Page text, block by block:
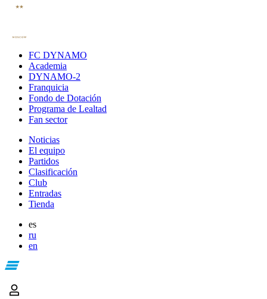
FC DYNAMO
Academia
DYNAMO-2
Franquicia
Fondo de Dotación
Programa de Lealtad
Fan sector
Noticias
El equipo
Partidos
Clasificación
Club
Entradas
Tienda
es
ru
en